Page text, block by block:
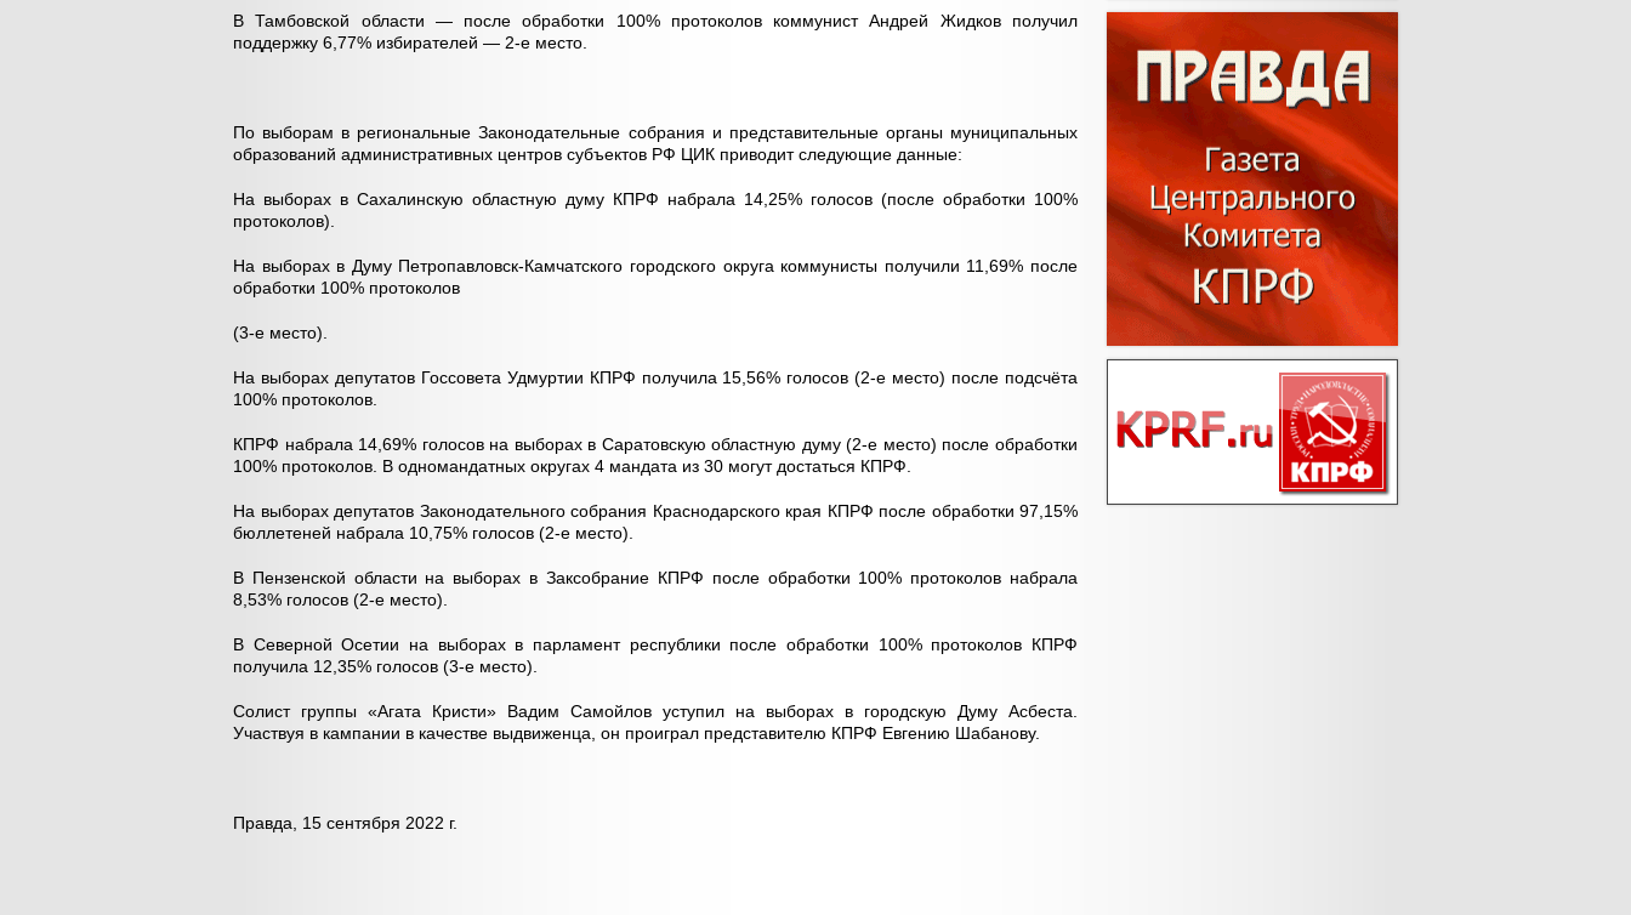
В Тамбовской области — после обработки 100% протоколов коммунист Андрей Жидков получил
поддержку 6,77% избирателей — 2-е место.
По выборам в региональные Законодательные собрания и представительные органы муниципальных
образований административных центров субъектов РФ ЦИК приводит следующие данные:
На выборах в Сахалинскую областную думу КПРФ набрала 14,25% голосов (после обработки 100%
протоколов).
На выборах в Думу Петропавловск-Камчатского городского округа коммунисты получили 11,69% после
обработки 100% протоколов
(3-е место).
На выборах депутатов Госсовета Удмуртии КПРФ получила 15,56% голосов (2-е место) после подсчёта
100% протоколов.
КПРФ набрала 14,69% голосов на выборах в Саратовскую областную думу (2-е место) после обработки
100% протоколов. В одномандатных округах 4 мандата из 30 могут достаться КПРФ.
На выборах депутатов Законодательного собрания Краснодарского края КПРФ после обработки 97,15%
бюллетеней набрала 10,75% голосов (2-е место).
В Пензенской области на выборах в Заксобрание КПРФ после обработки 100% протоколов набрала
8,53% голосов (2-е место).
В Северной Осетии на выборах в парламент республики после обработки 100% протоколов КПРФ
получила 12,35% голосов (3-е место).
Солист группы «Агата Кристи» Вадим Самойлов уступил на выборах в городскую Думу Асбеста.
Участвуя в кампании в качестве выдвиженца, он проиграл представителю КПРФ Евгению Шабанову.
Правда, 15 сентября 2022 г.